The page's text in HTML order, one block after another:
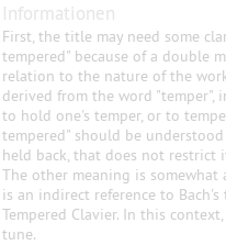
Informationen
First, the title may need some
tempered" because of a double
relation to the nature of the
derived from the word "temper",
to hold one's temper, or to
tempered" should be
held back, that does not restrict
The other meaning is somewhat
is an indirect reference to
Tempered Clavier. In this
tune.